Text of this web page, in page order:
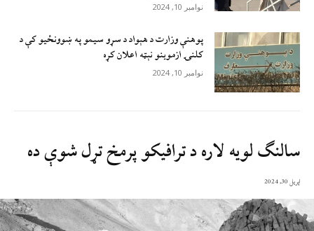
نوامبر 10, 2024
پوهنې وزارت د هېواد د سړو سيمو په ښوونځيو کې د
کلنۍ ازموينو نېټه اعلان کړه
نوامبر 10, 2024
سالنګ لویه لاره د ترافیکو پرمخ تړل شوې ده
اپریل 30, 2024